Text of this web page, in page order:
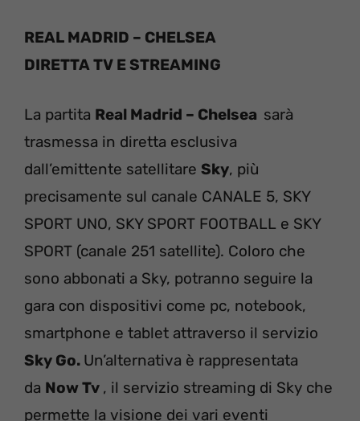
REAL MADRID – CHELSEA
DIRETTA TV E STREAMING
La partita Real Madrid – Chelsea sarà
trasmessa in diretta esclusiva
dall’emittente satellitare Sky, più
precisamente sul canale CANALE 5, SKY
SPORT UNO, SKY SPORT FOOTBALL e SKY
SPORT (canale 251 satellite). Coloro che
sono abbonati a Sky, potranno seguire la
gara con dispositivi come pc, notebook,
smartphone e tablet attraverso il servizio
Sky Go. Un’alternativa è rappresentata
da Now Tv , il servizio streaming di Sky che
permette la visione dei vari eventi